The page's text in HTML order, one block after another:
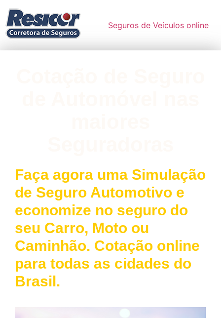
Seguros de Veículos online
Faça agora uma Simulação
de Seguro Automotivo e
economize no seguro do
seu Carro, Moto ou
Caminhão. Cotação online
para todas as cidades do
Brasil.